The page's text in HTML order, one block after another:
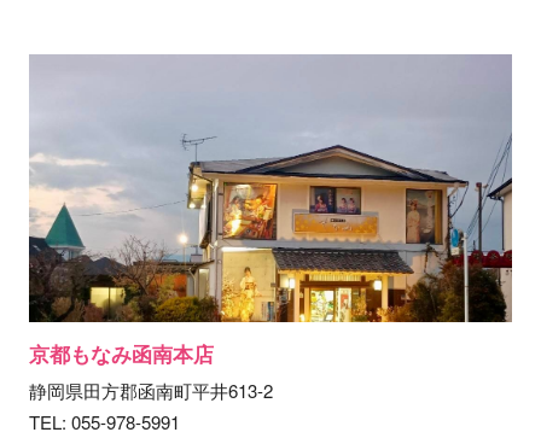
京都もなみ函南本店
静岡県田方郡函南町平井613-2
TEL: 055-978-5991